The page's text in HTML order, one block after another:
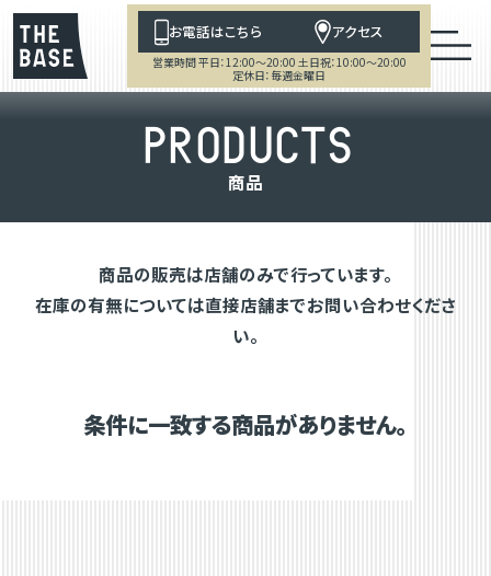
お電話はこちら アクセス
営業時間 平日：12:00～20:00 土日祝：10:00～20:00
定休日：毎週金曜日
PRODUCTS
商品
商品の販売は店舗のみで行っています。
在庫の有無については直接店舗までお問い合わせくださ
い。
条件に一致する商品がありません。